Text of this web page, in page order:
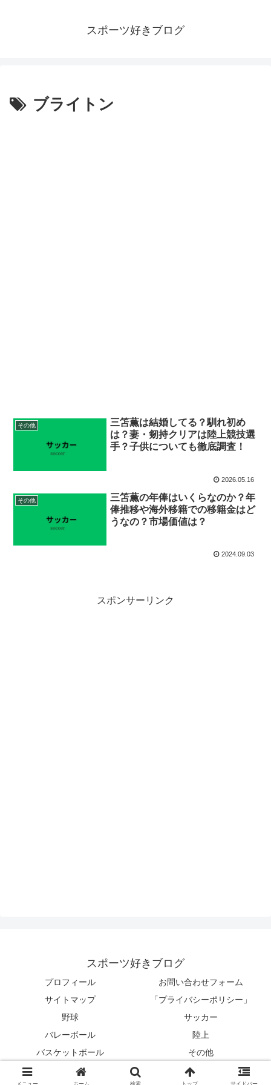
スポーツ好きブログ
ブライトン
その他
三笘薫は結婚してる？馴れ初め
は？妻・剱持クリアは陸上競技選
手？子供についても徹底調査！
2026.05.16
その他
三笘薫の年俸はいくらなのか？年
俸推移や海外移籍での移籍金はど
うなの？市場価値は？
2024.09.03
スポンサーリンク
スポーツ好きブログ
プロフィール
お問い合わせフォーム
サイトマップ
「プライバシーポリシー」
野球
サッカー
バレーボール
陸上
バスケットボール
その他
© 2024 スポーツ好きブログ.
メニュー ホーム 検索 トップ サイドバー